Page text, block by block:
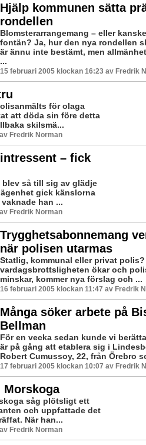
Hjälp kommunen sätta
rondellen
Blomsterarrangemang – eller
fontän? Ja, hur den nya rondellen
är ännu inte bestämt, men
...
15 februari 2005 klockan 16:23 av Fredrik
för olaga
att döda sin före detta
skilsmä...
Fredrik Norman
– fick
blev så till sig av glädje
gick känslorna
han ...
Fredrik Norman
Trygghetsabonnemang
när polisen utarmas
Statlig, kommunal eller privat
vardagsbrottsligheten ökar och
minskar, kommer nya förslag och ...
16 februari 2005 klockan 11:47 av Fredrik
Många söker arbete på
Bellman
För en vecka sedan kunde vi
är på gång att etablera sig i
Robert Cumussoy, 22, från Örebro
17 februari 2005 klockan 10:07 av Fredrik
såg plötsligt ett
och uppfattade det
När han...
Fredrik Norman